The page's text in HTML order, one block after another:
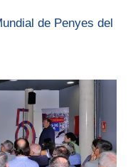
de Penyes del